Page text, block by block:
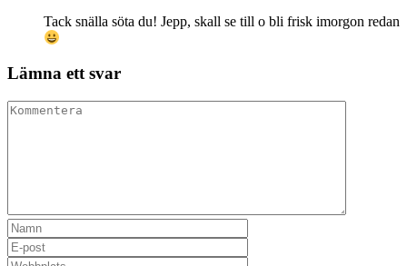
Tack snälla söta du! Jepp, skall se till o bli frisk imorgon redan
Lämna ett svar